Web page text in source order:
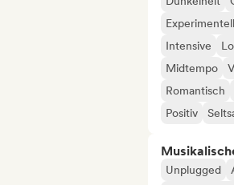
Experimentell
Intensive
Midtempo
Romantisch
Positiv
Unplugged